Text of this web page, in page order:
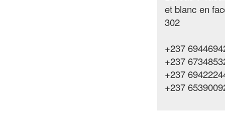
et blanc en
302
+237
+237
+237
+237